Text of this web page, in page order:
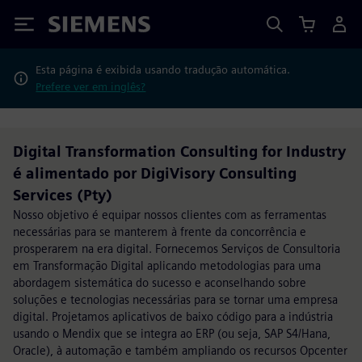
Siemens
Esta página é exibida usando tradução automática.
Prefere ver em inglês?
Digital Transformation Consulting for Industry
é alimentado por DigiVisory Consulting
Services (Pty)
Nosso objetivo é equipar nossos clientes com as ferramentas
necessárias para se manterem à frente da concorrência e
prosperarem na era digital. Fornecemos Serviços de Consultoria
em Transformação Digital aplicando metodologias para uma
abordagem sistemática do sucesso e aconselhando sobre
soluções e tecnologias necessárias para se tornar uma empresa
digital. Projetamos aplicativos de baixo código para a indústria
usando o Mendix que se integra ao ERP (ou seja, SAP S4/Hana,
Oracle), à automação e também ampliando os recursos Opcenter